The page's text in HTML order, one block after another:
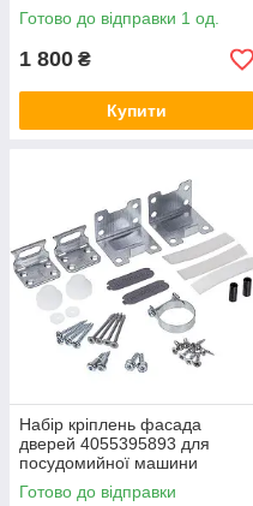
Готово до відправки 1 од.
1 800 ₴
Купити
Набір кріплень фасада
дверей 4055395893 для
посудомийної машини
Electrolux
Готово до відправки